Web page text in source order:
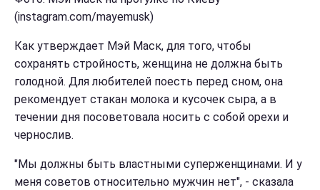
(instagram.com/mayemusk)
Как утверждает Мэй Маск, для того, чтобы
сохранять стройность, женщина не должна быть
голодной. Для любителей поесть перед сном, она
рекомендует стакан молока и кусочек сыра, а в
течении дня посоветовала носить с собой орехи и
чернослив.
"Мы должны быть властными суперженщинами. И у
меня советов относительно мужчин нет", - сказала